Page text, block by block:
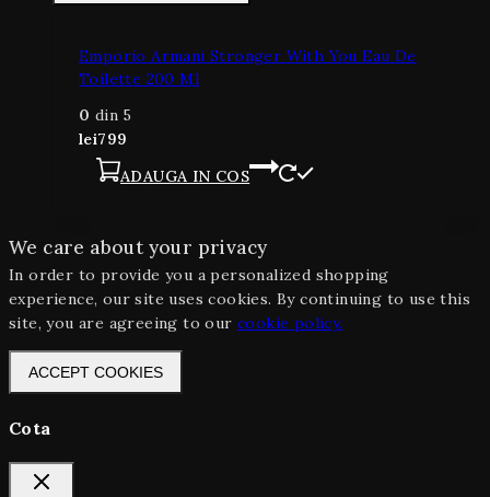
Emporio Armani Stronger With You Eau De
Toilette 200 Ml
0 din 5
lei799
ADAUGA IN COS
We care about your privacy
In order to provide you a personalized shopping
experience, our site uses cookies. By continuing to use this
site, you are agreeing to our cookie policy.
ACCEPT COOKIES
Cota